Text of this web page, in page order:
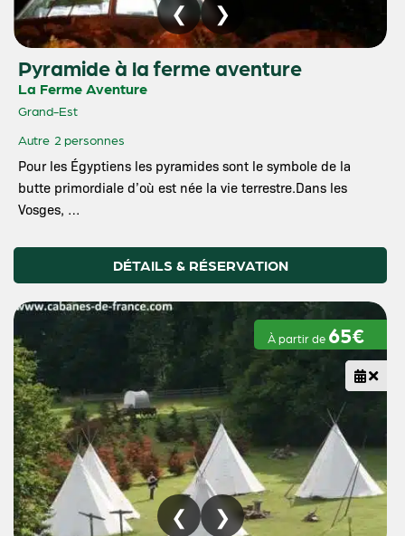
Pyramide à la ferme aventure
La Ferme Aventure
Grand-Est
Autre 2 personnes
Pour les Égyptiens les pyramides sont le symbole de la
butte primordiale d’où est née la vie terrestre.Dans les
Vosges, …
DÉTAILS & RÉSERVATION
À partir de 65€